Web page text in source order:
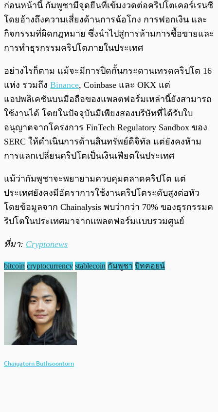
ก่อนหน้านี้ กัมพูชามีจุดยืนที่เข้มงวดต่อคริปโตเคอร์เรนซี
โดยอ้างถึงความเสี่ยงด้านการฉ้อโกง การฟอกเงิน และ
กิจกรรมที่ผิดกฎหมาย ซึ่งนำไปสู่การห้ามการซื้อขายและ
การทำธุรกรรมคริปโตภายในประเทศ
อย่างไรก็ตาม แม้จะมีการปิดกั้นกระดานเทรดคริปโต 16
แห่ง รวมถึง Binance, Coinbase และ OKX แต่
แอปพลิเคชันบนมือถือของแพลตฟอร์มเหล่านี้ยังสามารถ
ใช้งานได้ โดยในปัจจุบันมีเพียงสองบริษัทที่ได้รับใบ
อนุญาตจากโครงการ FinTech Regulatory Sandbox ของ
SERC ให้ดำเนินการด้านสินทรัพย์ดิจิทัล แต่ยังคงห้าม
การแลกเปลี่ยนคริปโตเป็นเงินเฟียตในประเทศ
แม้ว่ากัมพูชาจะพยายามควบคุมตลาดคริปโต แต่
ประเทศยังคงมีอัตราการใช้งานคริปโตระดับสูงต่อหัว
โดยข้อมูลจาก Chainalysis พบว่ากว่า 70% ของธุรกรรมค
ริปโตในประเทศมาจากแพลตฟอร์มแบบรวมศูนย์
ที่มา: Cryptonews
bitcoin cryptocurrency stablecoin กัมพูชา บิทคอยน์
Chaiyatorn Buthsoontorn